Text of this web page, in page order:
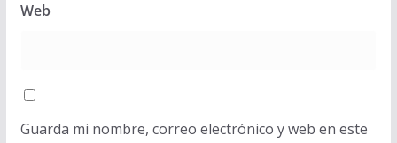
Web
Guarda mi nombre, correo electrónico y web en este